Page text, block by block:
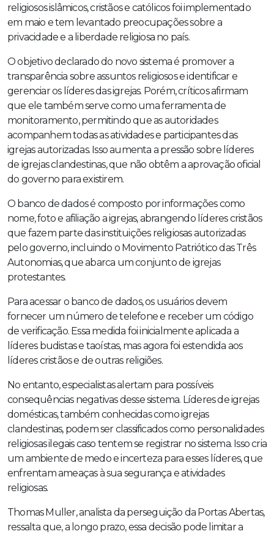
religiosos islâmicos, cristãos e católicos foi implementado
em maio e tem levantado preocupações sobre a
privacidade e a liberdade religiosa no país.
O objetivo declarado do novo sistema é promover a
transparência sobre assuntos religiosos e identificar e
gerenciar os líderes das igrejas. Porém, críticos afirmam
que ele também serve como uma ferramenta de
monitoramento, permitindo que as autoridades
acompanhem todas as atividades e participantes das
igrejas autorizadas. Isso aumenta a pressão sobre líderes
de igrejas clandestinas, que não obtêm a aprovação oficial
do governo para existirem.
O banco de dados é composto por informações como
nome, foto e afiliação a igrejas, abrangendo líderes cristãos
que fazem parte das instituições religiosas autorizadas
pelo governo, incluindo o Movimento Patriótico das Três
Autonomias, que abarca um conjunto de igrejas
protestantes.
Para acessar o banco de dados, os usuários devem
fornecer um número de telefone e receber um código
de verificação. Essa medida foi inicialmente aplicada a
líderes budistas e taoístas, mas agora foi estendida aos
líderes cristãos e de outras religiões.
No entanto, especialistas alertam para possíveis
consequências negativas desse sistema. Líderes de igrejas
domésticas, também conhecidas como igrejas
clandestinas, podem ser classificados como personalidades
religiosas ilegais caso tentem se registrar no sistema. Isso cria
um ambiente de medo e incerteza para esses líderes, que
enfrentam ameaças à sua segurança e atividades
religiosas.
Thomas Muller, analista da perseguição da Portas Abertas,
ressalta que, a longo prazo, essa decisão pode limitar a